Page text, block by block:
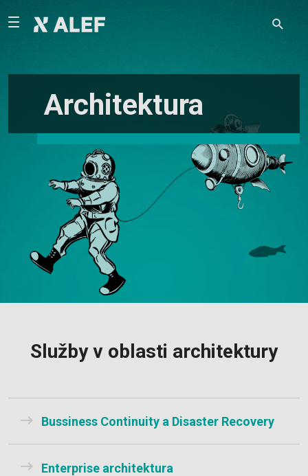
Architektura
Služby v oblasti architektury
Bussiness Continuity a Disaster Recovery
Enterprise architektura